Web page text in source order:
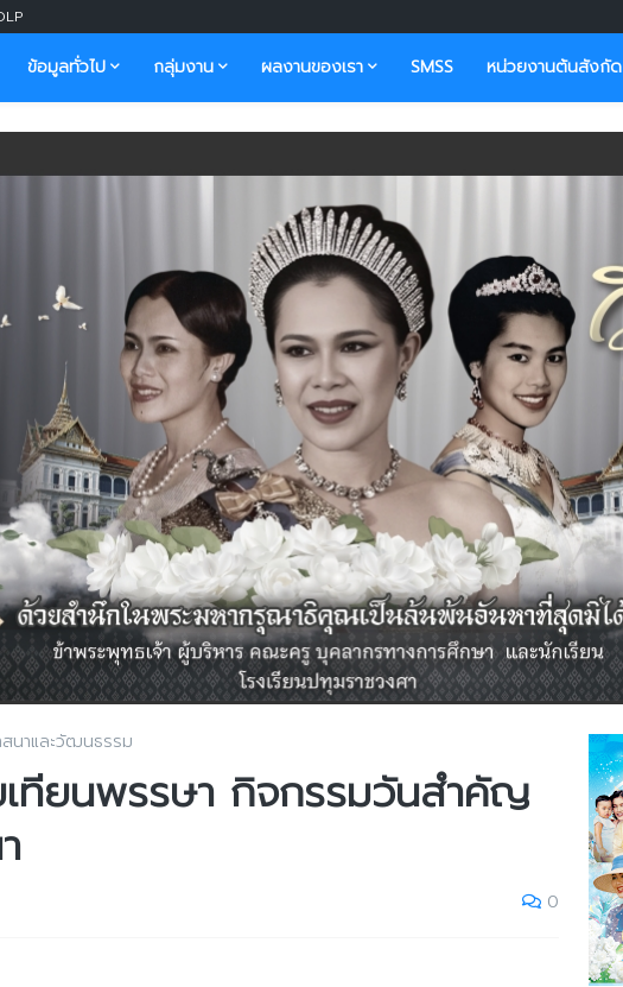
ข้อมูลทั่วไป กลุ่มงาน ผลงานของเรา SMSS หน่วยงานต้นสังกัด
นาและวัฒนธรรม
ทียนพรรษา กิจกรรมวันสำคัญ
0